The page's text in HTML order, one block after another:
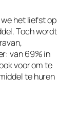
het liefst op
Toch wordt
van 69% in
voor om te
te huren